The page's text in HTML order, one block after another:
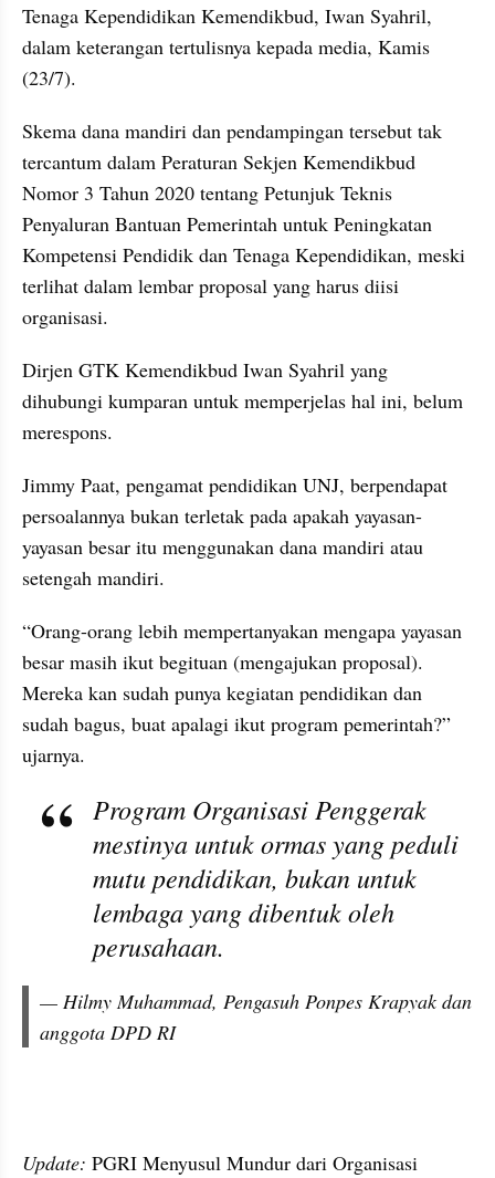
Tenaga Kependidikan Kemendikbud, Iwan Syahril,
dalam keterangan tertulisnya kepada media, Kamis
(23/7).
Skema dana mandiri dan pendampingan tersebut tak
tercantum dalam Peraturan Sekjen Kemendikbud
Nomor 3 Tahun 2020 tentang Petunjuk Teknis
Penyaluran Bantuan Pemerintah untuk Peningkatan
Kompetensi Pendidik dan Tenaga Kependidikan, meski
terlihat dalam lembar proposal yang harus diisi
organisasi.
Dirjen GTK Kemendikbud Iwan Syahril yang
dihubungi kumparan untuk memperjelas hal ini, belum
merespons.
Jimmy Paat, pengamat pendidikan UNJ, berpendapat
persoalannya bukan terletak pada apakah yayasan-
yayasan besar itu menggunakan dana mandiri atau
setengah mandiri.
“Orang-orang lebih mempertanyakan mengapa yayasan
besar masih ikut begituan (mengajukan proposal).
Mereka kan sudah punya kegiatan pendidikan dan
sudah bagus, buat apalagi ikut program pemerintah?”
ujarnya.
Program Organisasi Penggerak
mestinya untuk ormas yang peduli
mutu pendidikan, bukan untuk
lembaga yang dibentuk oleh
perusahaan.
— Hilmy Muhammad, Pengasuh Ponpes Krapyak dan
anggota DPD RI
Update: PGRI Menyusul Mundur dari Organisasi